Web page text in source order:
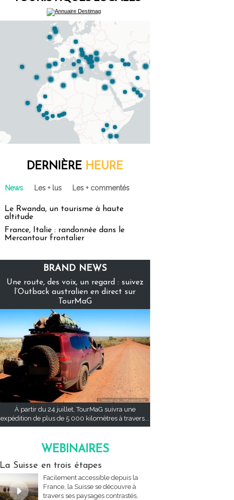
DERNIÈRE HEURE
News Les + lus Les + commentés
Le Rwanda, un tourisme à haute
altitude
France, Italie : randonnée dans le
Mercantour frontalier
BRAND NEWS
Une route, des voix, un regard : suivez
l’Outback australien en direct sur
TourMaG
À partir du 24 juillet, TourMaG suivra une
expédition de plus de 5 000 kilomètres à travers...
WEBINAIRES
La Suisse en trois étapes
Facilement accessible depuis la
France, la Suisse se découvre à
travers ses paysages contrastés,